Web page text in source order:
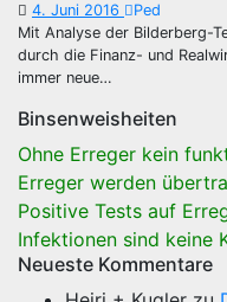
4. Juni 2016
Ped
Mit Analyse der Bilderberg-
durch die Finanz- und
immer neue…
Binsenweisheiten
Ohne Erreger kein
Erreger werden
Positive Tests auf
Infektionen sind keine
Neueste Kommentare